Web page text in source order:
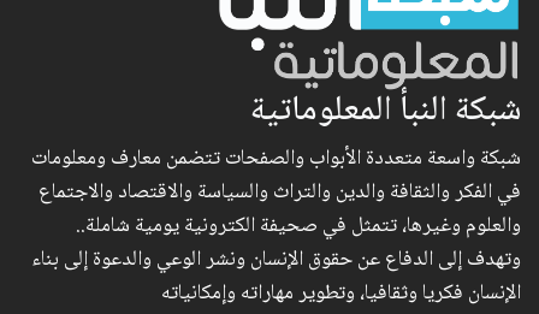
شبكة النبأ المعلوماتية
شبكة واسعة متعددة الأبواب والصفحات تتضمن معارف ومعلومات
في الفكر والثقافة والدين والتراث والسياسة والاقتصاد والاجتماع
والعلوم وغيرها، تتمثل في صحيفة الكترونية يومية شاملة..
وتهدف إلى الدفاع عن حقوق الإنسان ونشر الوعي والدعوة إلى بناء
الإنسان فكريا وثقافيا، وتطوير مهاراته وإمكانياته